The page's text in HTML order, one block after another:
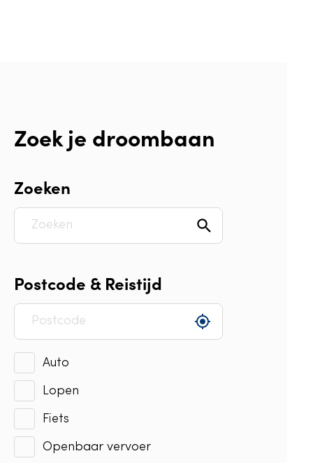
Zoek je droombaan
Zoeken
Postcode & Reistijd
Auto
Lopen
Fiets
Openbaar vervoer